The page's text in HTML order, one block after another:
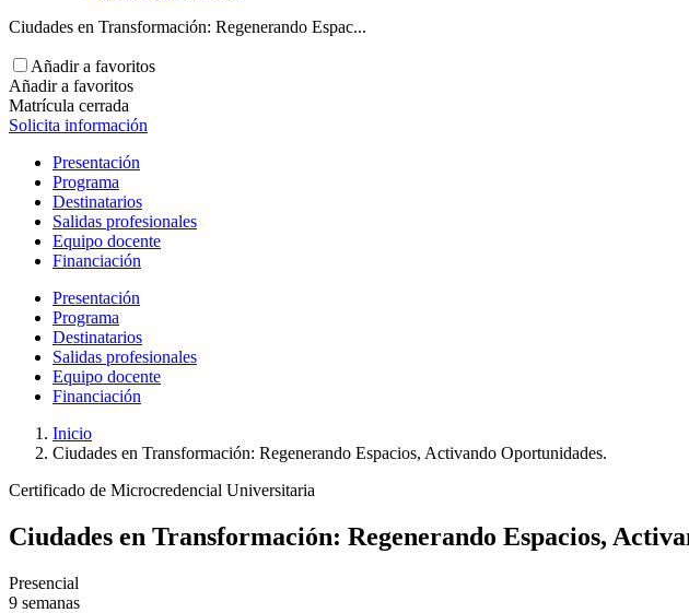
Ciudades en Transformación: Regenerando Espac...
Añadir a favoritos
Añadir a favoritos
Matrícula cerrada
Solicita información
Presentación
Programa
Destinatarios
Salidas profesionales
Equipo docente
Financiación
Presentación
Programa
Destinatarios
Salidas profesionales
Equipo docente
Financiación
Inicio
Ciudades en Transformación: Regenerando Espacios, Activando Oportunidades.
Certificado de Microcredencial Universitaria
Ciudades en Transformación: Regenerando Espacios,
Presencial
9 semanas